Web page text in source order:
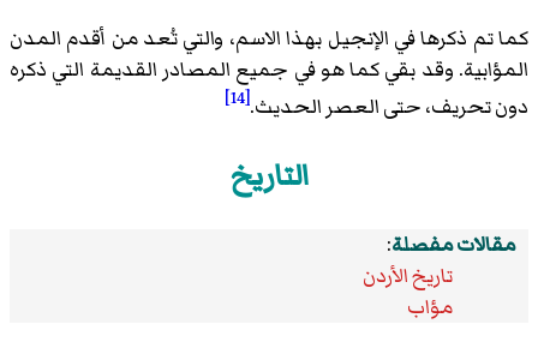
كما تم ذكرها في الإنجيل بهذا الاسم، والتي تُعد من أقدم المدن
المؤابية. وقد بقي كما هو في جميع المصادر القديمة التي ذكره
دون تحريف، حتى العصر الحديث.[14]
التاريخ
مقالات مفصلة:
تاريخ الأردن
مؤاب